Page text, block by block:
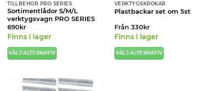
TILLBEHÖR PRO SERIES
Sortimentlådor S/M/L
verktygsvagn PRO SERIES
690kr
Finns i lager
VÄLJ ALTERNATIV
produkten
VERKTYGSKROKAR
Plastbackar set om 5st
Från 330kr
Finns i lager
VÄLJ ALTERNATIV